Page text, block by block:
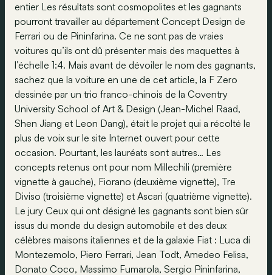
entier Les résultats sont cosmopolites et les gagnants
pourront travailler au département Concept Design de
Ferrari ou de Pininfarina. Ce ne sont pas de vraies
voitures qu’ils ont dû présenter mais des maquettes à
l’échelle 1:4. Mais avant de dévoiler le nom des gagnants,
sachez que la voiture en une de cet article, la F Zero
dessinée par un trio franco-chinois de la Coventry
University School of Art & Design (Jean-Michel Raad,
Shen Jiang et Leon Dang), était le projet qui a récolté le
plus de voix sur le site Internet ouvert pour cette
occasion. Pourtant, les lauréats sont autres… Les
concepts retenus ont pour nom Millechili (première
vignette à gauche), Fiorano (deuxième vignette), Tre
Diviso (troisième vignette) et Ascari (quatrième vignette).
Le jury Ceux qui ont désigné les gagnants sont bien sûr
issus du monde du design automobile et des deux
célèbres maisons italiennes et de la galaxie Fiat : Luca di
Montezemolo, Piero Ferrari, Jean Todt, Amedeo Felisa,
Donato Coco, Massimo Fumarola, Sergio Pininfarina,